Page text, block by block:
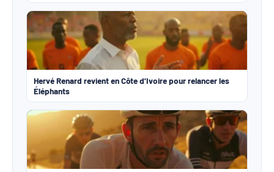
Hervé Renard revient en Côte d’Ivoire pour relancer les
Éléphants